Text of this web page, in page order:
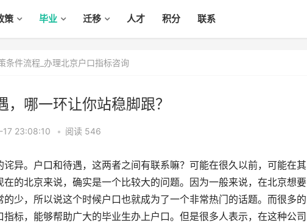
策 毕业 迁移 人才 积分 联系
条件流程_办理北京户口指标咨询
哪一环让你站稳脚跟？
17 23:08:10 • 阅读 546
异。户口和待遇，这两者之间有联系嘛？可能在很久以前，可能在其
的北京来说，确实是一个比较大的问题。因为一般来说，在北京想要
少，所以说这个时候户口也就成为了一个非常热门的话题。而很多的
标，能够帮助广大的毕业生办上户口。但是很多人表示，在这种公司